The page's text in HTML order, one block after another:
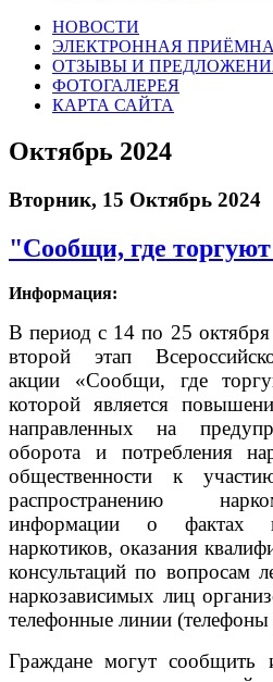
НОВОСТИ
ЭЛЕКТРОННАЯ
ОТЗЫВЫ И
ФОТОГАЛЕРЕЯ
КАРТА САЙТА
Октябрь 2024
Вторник, 15 Октябрь 2024
"Сообщи, где
Информация:
В период с 14 по 25
второй этап
акции «Сообщи, где
которой является
направленных на
оборота и потребления
общественности к
распространению
информации о фактах
наркотиков, оказания
консультаций по вопросам
наркозависимых лиц
телефонные линии (телефоны
Граждане могут сообщить